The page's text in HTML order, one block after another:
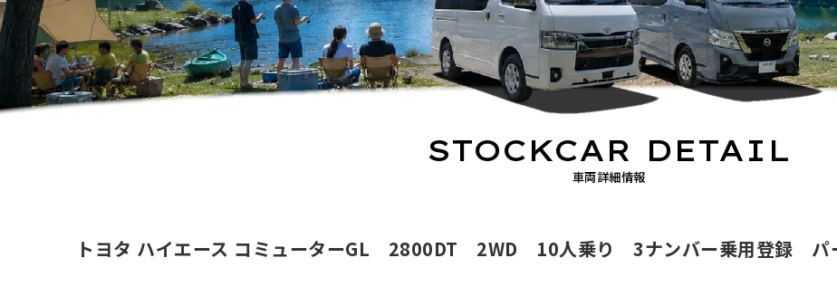
車両詳細情報
STOCKCAR DETAIL
トヨタ ハイエース コミューターGL 2800DT 2WD 10人乗り 3ナンバー乗用登録 パ